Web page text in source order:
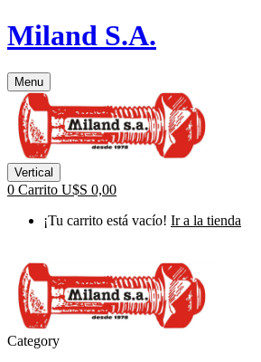
Miland S.A.
Menu
Vertical
0 Carrito U$S 0,00
¡Tu carrito está vacío! Ir a la tienda
Category